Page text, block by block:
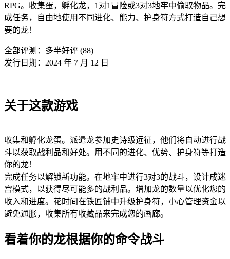
RPG。收集蛋，孵化龙，1对1冒险或3对3地牢中偷取物品。完
成任务，自由地使用不同进化、能力、护身符方式打造自己想
要的龙！
全部评测： 多半好评 (88)
发行日期：2024 年 7 月 12 日
关于这款游戏
收集和孵化龙蛋。派遣龙参加史诗级远征，他们将自动进行战
斗以获取战利品和好处。用不同的进化、优势、护身符等打造
你的龙！
完成任务以解锁新功能。在地牢中进行3对3的战斗，设计成迷
宫模式，以获得尽可能多的战利品。增加龙的数量以优化您的
收入和进度。花时间在铁匠铺中升级护身符，小心管理资金以
避免通胀，收集所有收藏品来完成您的画廊。
看着你的龙根据你的命令战斗